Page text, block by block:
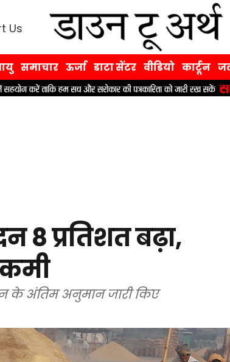
Us
समाचार ऊर्जा डाटा सेंटर वीडियो कार्टून
8 प्रतिशत बढ़ा,
के अंतिम अनुमान जारी किए